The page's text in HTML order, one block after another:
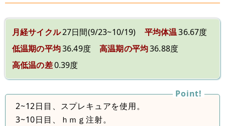
月経サイクル27日間(9/23~10/19) 平均体温36.67度
低温期の平均36.49度 高温期の平均36.88度
高低温の差0.39度
2~12日目、スプレキュアを使用。
3~10日目、ｈｍｇ注射。